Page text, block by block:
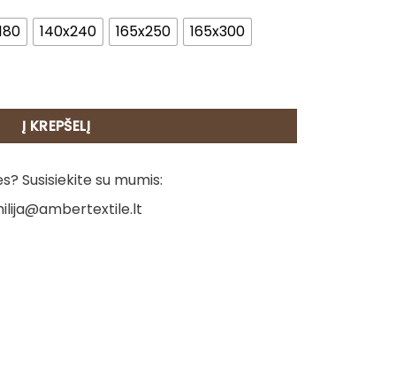
140x240 165x250 165x300
Į KREPŠELĮ
Susisiekite su mumis: